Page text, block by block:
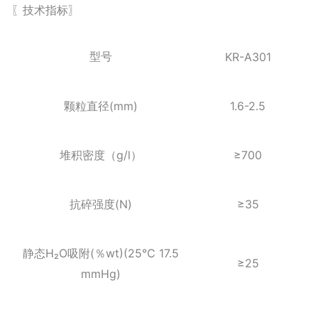
〖技术指标〗
型号 KR-A301
颗粒直径(mm) 1.6-2.5
堆积密度（g/l） ≥700
抗碎强度(N) ≥35
静态H₂O吸附( ％wt)(25℃ 17.5
mmHg)
≥25